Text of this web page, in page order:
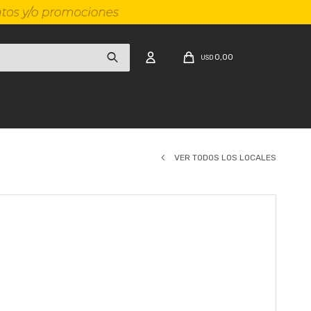
USD 0,00
VER TODOS LOS LOCALES